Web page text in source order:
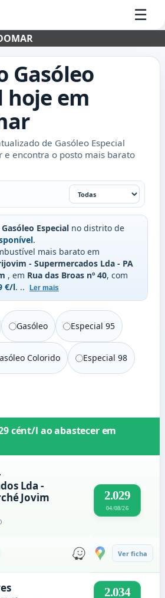
☰
Gasóleo
hoje em
de Gasóleo Especial
e encontra o posto mais barato
Gasóleo Especial no distrito de
.
mais barato em
- Supermercados Lda - PA
, em Rua das Broas nº 40, com
€/l. .. Ler mais
Gasóleo Especial 95
Colorido Especial 98
cént/l ao abastecer em
Lda -
Jovim
2.029
04/08/26
Ver ficha
2.034